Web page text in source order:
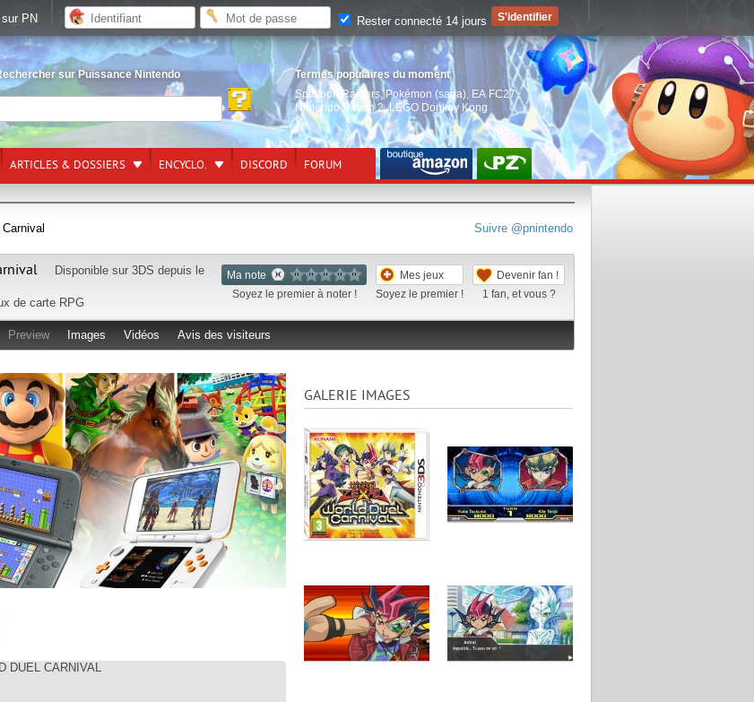
sur Puissance Nintendo
Termes populaires du moment
Splatoon Raiders, Pokémon (saga) EA FC27,
Nintendo Switch 2,LEGO Donkey Kong
ARTICLES & DOSSIERS ENCYCLO. DISCORD FORUM
Suivre @pnintendo
Ma note
Soyez le premier à noter !
Mes jeux
Soyez le premier !
Devenir fan !
1 fan, et vous ?
Disponible sur 3DS depuis le
de carte RPG
Preview Images Vidéos Avis des visiteurs
DUEL CARNIVAL
GALERIE IMAGES
PN Rester connecté 14 jours